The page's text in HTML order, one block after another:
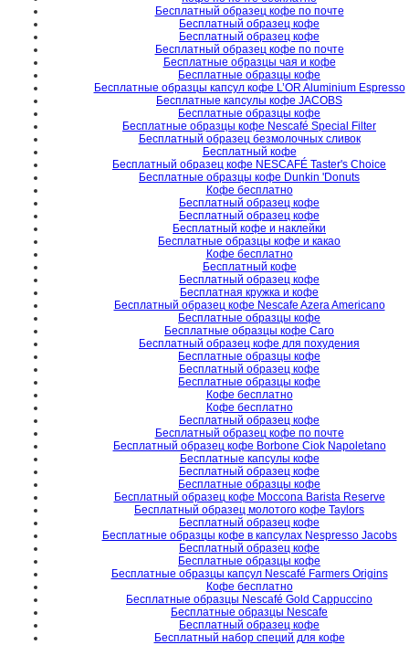
Бесплатный образец кофе по почте
Бесплатный образец кофе
Бесплатный образец кофе
Бесплатный образец кофе по почте
Бесплатные образцы чая и кофе
Бесплатные образцы кофе
Бесплатные образцы капсул кофе L’OR Aluminium Espresso
Бесплатные капсулы кофе JACOBS
Бесплатные образцы кофе
Бесплатные образцы кофе Nescafé Special Filter
Бесплатный образец безмолочных сливок
Бесплатный кофе
Бесплатный образец кофе NESCAFÉ Taster's Choice
Бесплатные образцы кофе Dunkin 'Donuts
Кофе бесплатно
Бесплатный образец кофе
Бесплатный образец кофе
Бесплатный кофе и наклейки
Бесплатные образцы кофе и какао
Кофе бесплатно
Бесплатный кофе
Бесплатный образец кофе
Бесплатная кружка и кофе
Бесплатный образец кофе Nescafe Azera Americano
Бесплатные образцы кофе
Бесплатные образцы кофе Caro
Бесплатный образец кофе для похудения
Бесплатные образцы кофе
Бесплатный образец кофе
Бесплатные образцы кофе
Кофе бесплатно
Кофе бесплатно
Бесплатный образец кофе
Бесплатный образец кофе по почте
Бесплатный образец кофе Borbone Ciok Napoletano
Бесплатные капсулы кофе
Бесплатный образец кофе
Бесплатные образцы кофе
Бесплатный образец кофе Moccona Barista Reserve
Бесплатный образец молотого кофе Taylors
Бесплатный образец кофе
Бесплатные образцы кофе в капсулах Nespresso Jacobs
Бесплатный образец кофе
Бесплатные образцы кофе
Бесплатные образцы капсул Nescafé Farmers Origins
Кофе бесплатно
Бесплатные образцы Nescafé Gold Cappuccino
Бесплатные образцы Nescafe
Бесплатный образец кофе
Бесплатный набор специй для кофе